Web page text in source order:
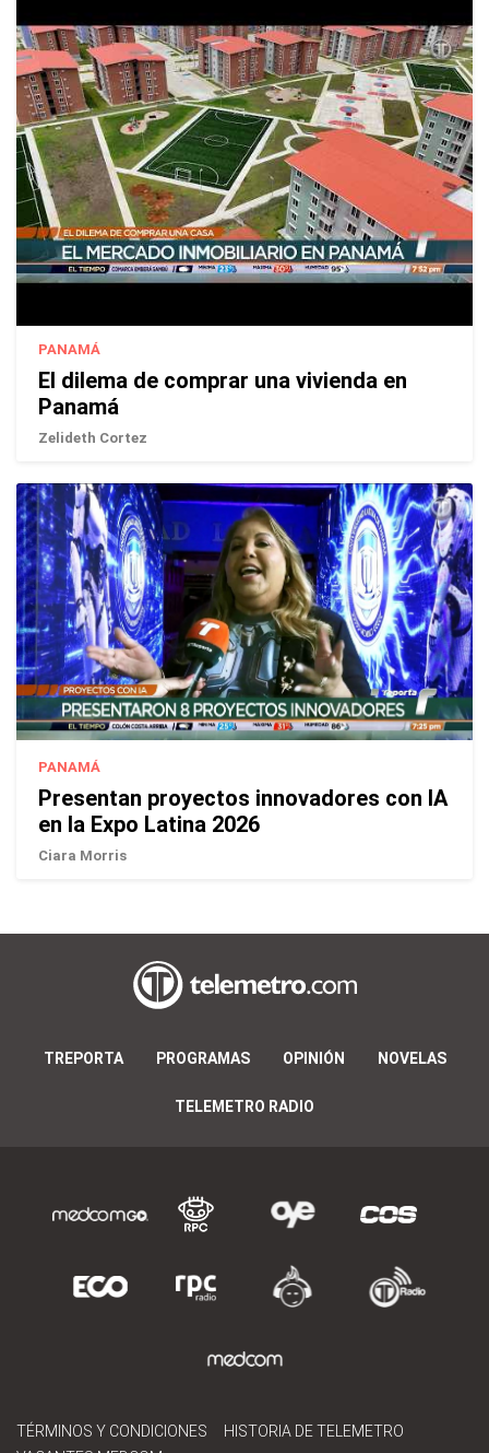
PANAMÁ
El dilema de comprar una vivienda en
Panamá
Zelideth Cortez
PANAMÁ
Presentan proyectos innovadores con IA
en la Expo Latina 2026
Ciara Morris
TREPORTA PROGRAMAS OPINIÓN NOVELAS
TELEMETRO RADIO
TÉRMINOS Y CONDICIONES
HISTORIA DE TELEMETRO